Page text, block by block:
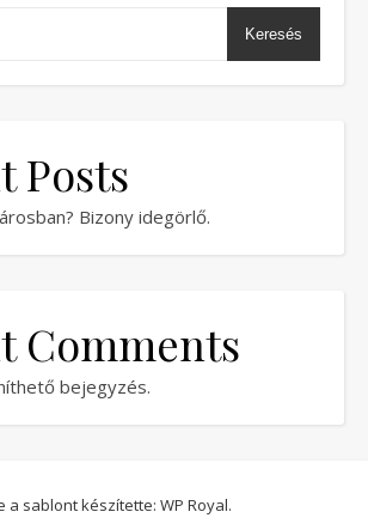
Keresés
Posts
Bizony idegörlő.
Comments
bejegyzés.
a sablont készítette: WP Royal.